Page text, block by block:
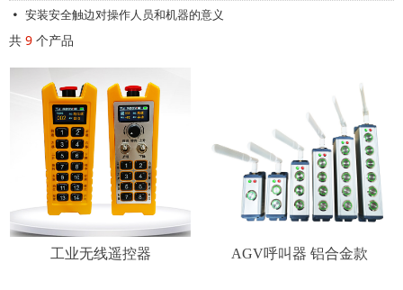
共 9 个产品
工业无线遥控器 AGV呼叫器 铝合金款
넸 安装安全触边对操作人员和机器的意义